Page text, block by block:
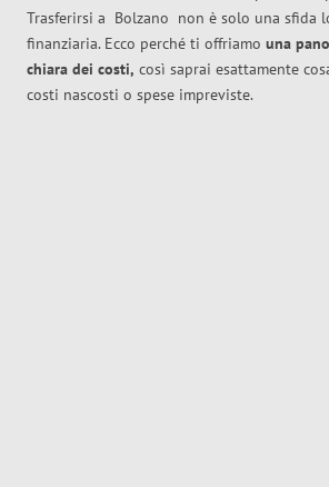
Trasferirsi a Bolzano non è solo una sfida
finanziaria. Ecco perché ti offriamo una
chiara dei costi, così saprai esattamente
costi nascosti o spese impreviste.